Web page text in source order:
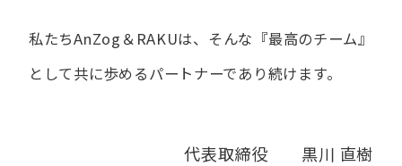
私たちAnZog＆RAKUは、​そんな​『最高の​チーム』
と​して共に​歩める​パートナーであり続けます。
代表取締役 黒川 直樹